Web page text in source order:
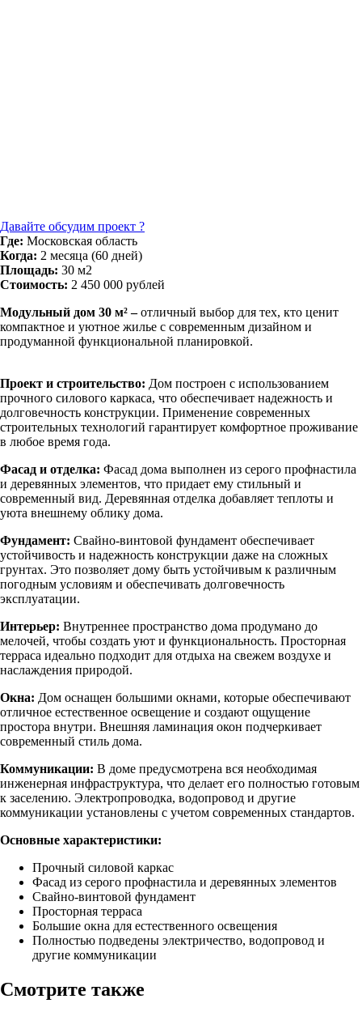
Давайте обсудим проект ?
Где: Московская область
Когда: 2 месяца (60 дней)
Площадь: 30 м2
Стоимость: 2 450 000 рублей
Модульный дом 30 м² –отличный выбор для тех, кто ценит
компактное и уютное жилье с современным дизайном и
продуманной функциональной планировкой.
Проект и строительство: Дом построен с использованием
прочного силового каркаса, что обеспечивает надежность и
долговечность конструкции. Применение современных
строительных технологий гарантирует комфортное проживание
в любое время года.
Фасад и отделка: Фасад дома выполнен из серого профнастила
и деревянных элементов, что придает ему стильный и
современный вид. Деревянная отделка добавляет теплоты и
уюта внешнему облику дома.
Фундамент: Свайно-винтовой фундамент обеспечивает
устойчивость и надежность конструкции даже на сложных
грунтах. Это позволяет дому быть устойчивым к различным
погодным условиям и обеспечивать долговечность
эксплуатации.
Интерьер: Внутреннее пространство дома продумано до
мелочей, чтобы создать уют и функциональность. Просторная
терраса идеально подходит для отдыха на свежем воздухе и
наслаждения природой.
Окна: Дом оснащен большими окнами, которые обеспечивают
отличное естественное освещение и создают ощущение
простора внутри. Внешняя ламинация окон подчеркивает
современный стиль дома.
Коммуникации: В доме предусмотрена вся необходимая
инженерная инфраструктура, что делает его полностью готовым
к заселению. Электропроводка, водопровод и другие
коммуникации установлены с учетом современных стандартов.
Основные характеристики:
Прочный силовой каркас
Фасад из серого профнастила и деревянных элементов
Свайно-винтовой фундамент
Просторная терраса
Большие окна для естественного освещения
Полностью подведены электричество, водопровод и
другие коммуникации
Смотрите также